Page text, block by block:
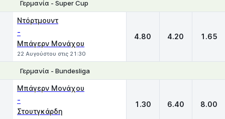
Γερμανία - Super Cup
Ντόρτμουντ
-
Μπάγερν Μονάχου
22 Αυγούστου στις 21:30
4.80 4.20 1.65
Γερμανία - Bundesliga
Μπάγερν Μονάχου
-
Στουτγκάρδη
1.30 6.40 8.00